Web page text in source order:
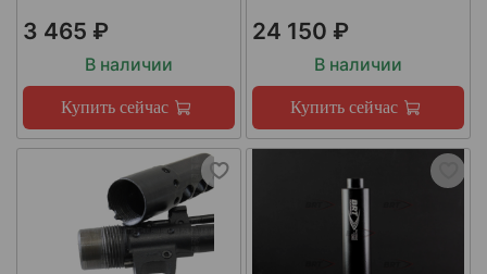
3 465 ₽
В наличии
Купить сейчас
24 150 ₽
В наличии
Купить сейчас